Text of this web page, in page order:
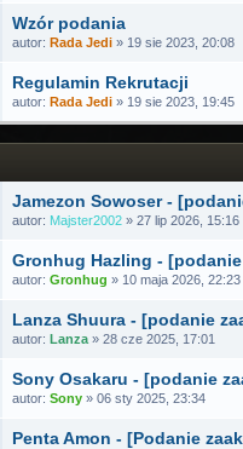
Wzór podania
autor: Rada Jedi » 19 sie 2023, 20:08
Regulamin Rekrutacji
autor: Rada Jedi » 19 sie 2023, 19:45
Jamezon Sowoser -
autor: Majster2002 » 27 lip 2026, 15:16
Gronhug Hazling -
autor: Gronhug » 10 maja 2026, 22:23
Lanza Shuura - [podanie
autor: Lanza » 28 cze 2025, 17:01
Sony Osakaru - [podanie
autor: Sony » 06 sty 2025, 23:34
Penta Amon - [Podanie